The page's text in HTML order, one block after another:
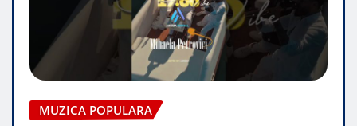
MUZICA POPULARA